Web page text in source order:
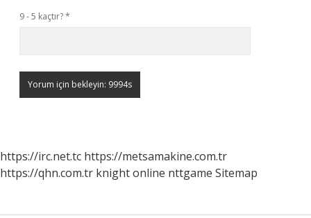
9 - 5 kaçtır?*
https://irc.net.tc https://metsamakine.com.tr
https://qhn.com.tr knight online nttgame Sitemap